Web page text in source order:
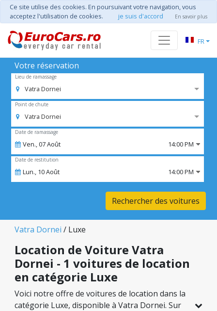
Ce site utilise des cookies. En poursuivant votre navigation, vous
acceptez l'utilisation de cookies.
je suis d'accord En savoir plus
FR
Votre réservation
Lieu de ramassage
Vatra Dornei
Point de chute
Vatra Dornei
Date de ramassage
Ven.,07Août 14:00 PM
Date de restitution
Lun., 10Août 14:00 PM
Rechercher des voitures
Vatra Dornei / Luxe
Location de Voiture Vatra
Dornei - 1 voitures de location
en catégorie Luxe
Voici notre offre de voitures de location dans la
catégorie Luxe, disponible à Vatra Dornei. Sur